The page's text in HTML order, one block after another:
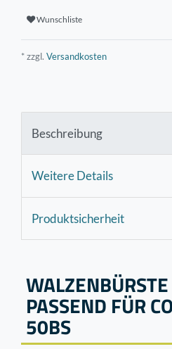
Wunschliste
* zzgl. Versandkosten
Beschreibung
Weitere Details
Produktsicherheit
PASSEND FÜR
50BS